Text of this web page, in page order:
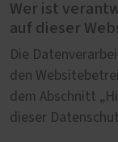
Wer ist
auf dieser
Die
den
dem Abschnitt
dieser